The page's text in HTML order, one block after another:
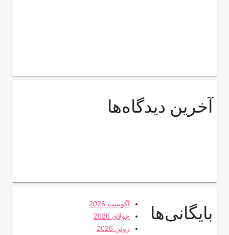
آخرین دیدگاه‌ها
بایگانی‌ها
آگوست 2026
جولای 2026
ژوئن 2026